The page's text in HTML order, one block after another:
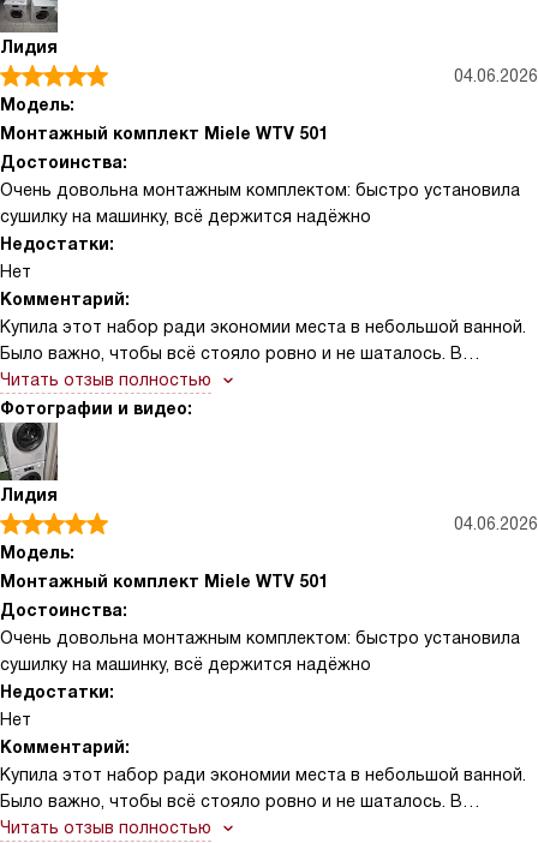
специально для фирменных сушилок и совместимо с нужными
сериями, поэтому подошло без вопросов. Теперь меньше
переживаю за любимые рубашки и вещи из тонких материалов.
Пользоваться просто, результат радует
Лидия
04.06.2026
Модель:
Монтажный комплект Miele WTV 501
Достоинства:
Очень довольна монтажным комплектом: быстро установила
сушилку на машинку, всё держится надёжно
Недостатки:
Нет
Комментарий:
Купила этот набор ради экономии места в небольшой ванной.
Было важно, чтобы всё стояло ровно и не шаталось. В
инструкции всё объяснено просто и без лишних слов, поэтому
шаги установки были понятны сразу
Читать отзыв полностью
Фотографии и видео:
Лидия
04.06.2026
Модель:
Монтажный комплект Miele WTV 501
Достоинства:
Очень довольна монтажным комплектом: быстро установила
сушилку на машинку, всё держится надёжно
Недостатки:
Нет
Комментарий:
Купила этот набор ради экономии места в небольшой ванной.
Было важно, чтобы всё стояло ровно и не шаталось. В
инструкции всё объяснено просто и без лишних слов, поэтому
Читать отзыв полностью